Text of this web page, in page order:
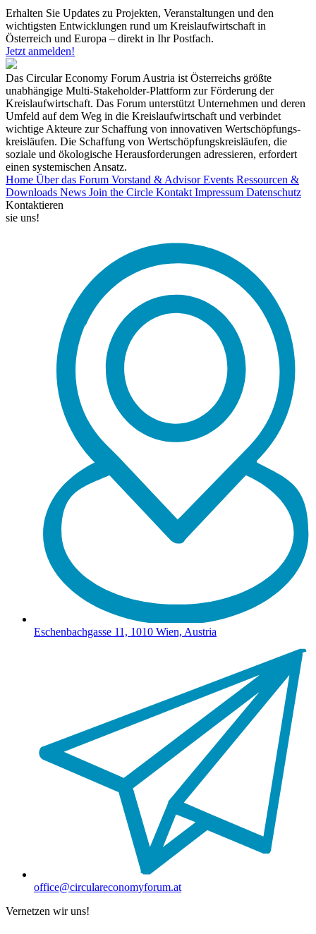
Erhalten Sie Updates zu Projekten, Veranstaltungen und den
wichtigsten Entwicklungen rund um Kreislaufwirtschaft in
Österreich und Europa – direkt in Ihr Postfach.
Jetzt anmelden!
Das Circular Economy Forum Austria ist Österreichs größte
unabhängige Multi-Stakeholder-Plattform zur Förderung der
Kreislaufwirtschaft. Das Forum unterstützt Unternehmen und deren
Umfeld auf dem Weg in die Kreislaufwirtschaft und verbindet
wichtige Akteure zur Schaffung von innovativen Wertschöpfungs-
kreisläufen. Die Schaffung von Wertschöpfungskreisläufen, die
soziale und ökologische Herausforderungen adressieren, erfordert
einen systemischen Ansatz.
Home Über das Forum Vorstand & AdvisorEvents Ressourcen &
Downloads News Join the Circle KontaktImpressum Datenschutz
Kontaktieren
sie uns!
Eschenbachgasse 11, 1010 Wien, Austria
office@circulareconomyforum.at
Vernetzen wir uns!